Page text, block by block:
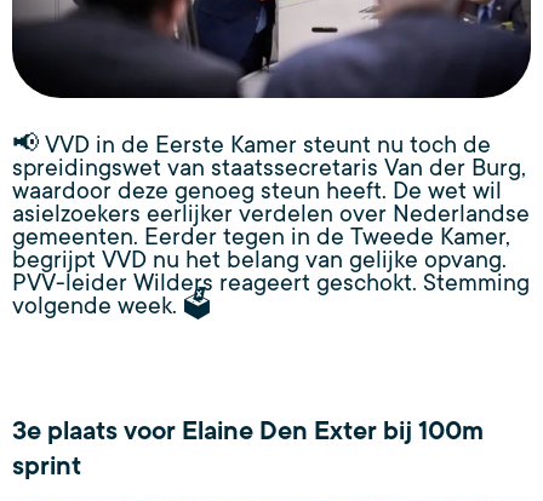
📢 VVD in de Eerste Kamer steunt nu toch de
spreidingswet van staatssecretaris Van der Burg,
waardoor deze genoeg steun heeft. De wet wil
asielzoekers eerlijker verdelen over Nederlandse
gemeenten. Eerder tegen in de Tweede Kamer,
begrijpt VVD nu het belang van gelijke opvang.
PVV-leider Wilders reageert geschokt. Stemming
volgende week. 🗳️
3e plaats voor Elaine Den Exter bij 100m
sprint